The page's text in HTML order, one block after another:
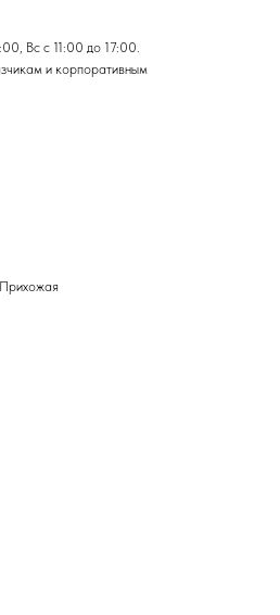
Вс с 11:00 до 17:00.
и корпоративным